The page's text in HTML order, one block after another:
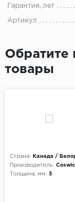
Гарантия, лет
Артикул
Обратите
товары
Страна:
Канада /
Производитель:
Толщина, мм: 3